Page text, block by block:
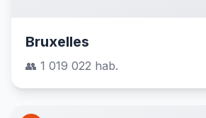
Bruxelles
👥 1 019 022 hab.